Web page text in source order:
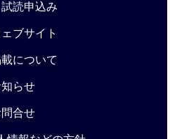
読申込み
ブサイト
について
らせ
合せ